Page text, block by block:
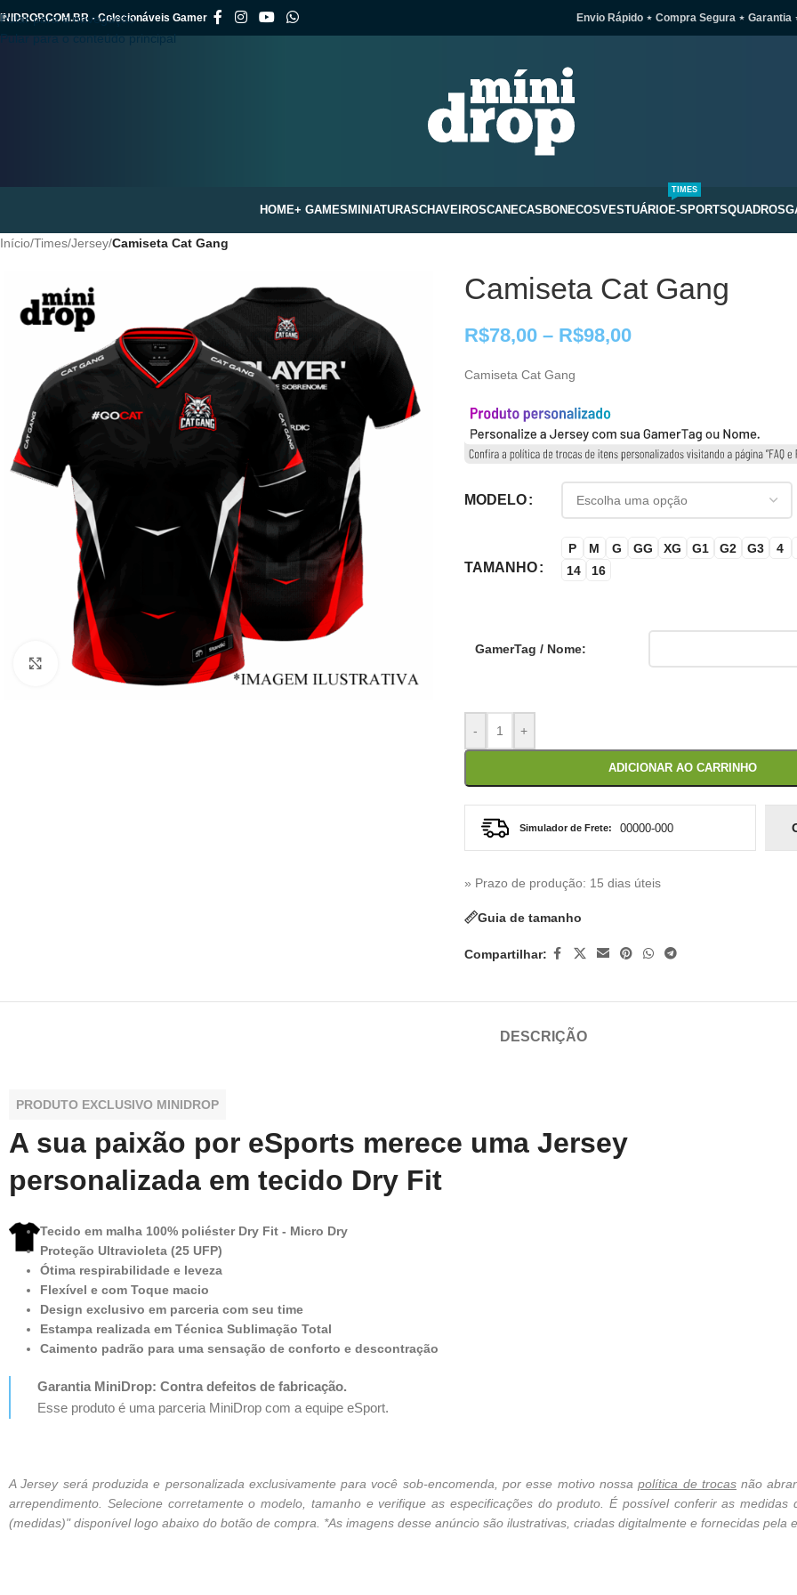
Pular para a navegação
Pular para o conteúdo principal
- Colecionáveis Gamer Envio Rápido ⋆ Compra Segura ⋆ Garantia
HOME+ GAMES MINIATURASCHAVEIROSCANECAS BONECOSVESTUÁRIOE-SPORTS
TIMES
QUADROS
Início/Times/Jersey/Camiseta Cat Gang
Clique para ampliar
Camiseta Cat Gang
R$78,00 – R$98,00
Camiseta Cat Gang
MODELO
TAMANHO
P M G GG XG G1 G2 G3
4
14
16
GamerTag / Nome:
- +
ADICIONAR AO CARRINHO
Simulador de Frete:
» Prazo de produção: 15 dias úteis
Guia de tamanho
Compartilhar:
DESCRIÇÃO
PRODUTO EXCLUSIVO MINIDROP
A sua paixão por eSports merece uma Jersey
personalizada em tecido Dry Fit
Tecido em malha 100% poliéster Dry Fit - Micro Dry
Proteção Ultravioleta (25 UFP)
Ótima respirabilidade e leveza
Flexível e com Toque macio
Design exclusivo em parceria com seu time
Estampa realizada em Técnica Sublimação Total
Caimento padrão para uma sensação de conforto e descontração
Garantia MiniDrop: Contra defeitos de fabricação.
Esse produto é uma parceria MiniDrop com a equipe eSport.
A Jersey será produzida e personalizada exclusivamente para você sob-encomenda, por esse motivo nossapolítica de trocasnão
arrependimento. Selecione corretamente o modelo, tamanho e verifique as especificações do produto. É possível conferir as
(medidas)" disponível logo abaixo do botão de compra. *As imagens desse anúncio são ilustrativas, criadas digitalmente e fornecidas pela